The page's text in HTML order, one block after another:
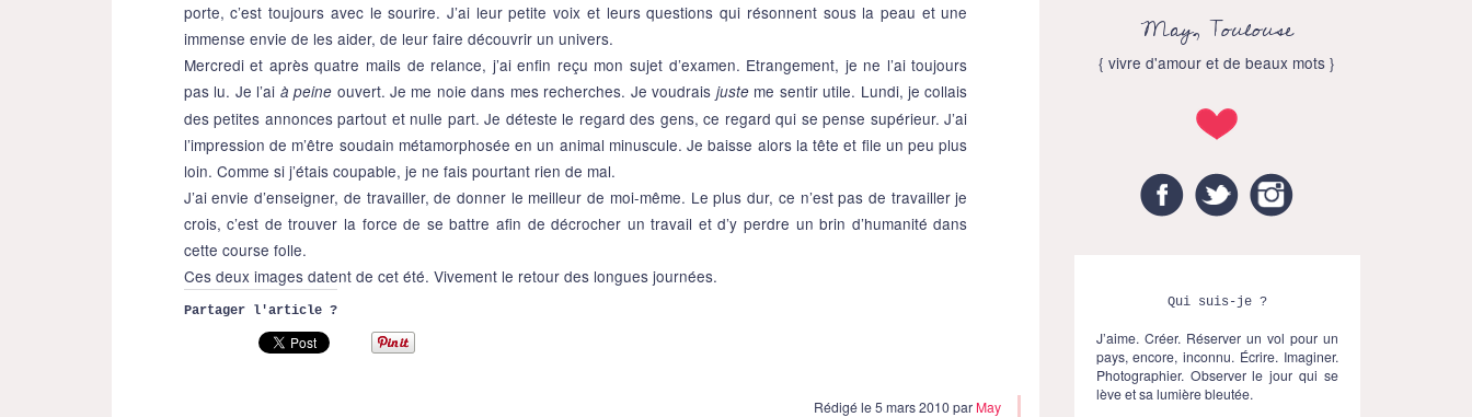
porte, c’est toujours avec le sourire. J’ai leur petite voix et leurs questions qui résonnent sous la peau et une
immense envie de les aider, de leur faire découvrir un univers.
Mercredi et après quatre mails de relance, j’ai enfin reçu mon sujet d’examen. Etrangement, je ne l’ai toujours
pas lu. Je l’ai à peine ouvert. Je me noie dans mes recherches. Je voudrais juste me sentir utile. Lundi, je collais
des petites annonces partout et nulle part. Je déteste le regard des gens, ce regard qui se pense supérieur. J’ai
l’impression de m’être soudain métamorphosée en un animal minuscule. Je baisse alors la tête et file un peu plus
loin. Comme si j’étais coupable, je ne fais pourtant rien de mal.
J’ai envie d’enseigner, de travailler, de donner le meilleur de moi-même. Le plus dur, ce n’est pas de travailler je
crois, c’est de trouver la force de se battre afin de décrocher un travail et d’y perdre un brin d’humanité dans
cette course folle.
Ces deux images datent de cet été. Vivement le retour des longues journées.
Partager l'article ?
Rédigé le 5 mars 2010 par May
May, Toulouse
{ vivre d'amour et de beaux mots }
FacebookTwitter
Qui suis-je ?
J’aime. Créer. Réserver un vol pour un
pays, encore, inconnu. Écrire. Imaginer.
Photographier. Observer le jour qui se
lève et sa lumière bleutée.